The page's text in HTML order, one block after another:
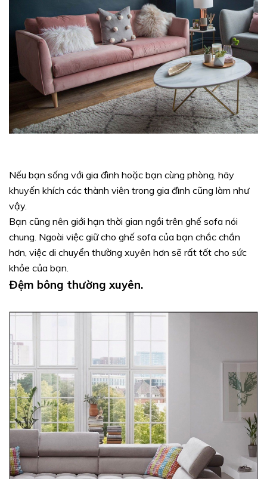
Nếu bạn sống với gia đình hoặc bạn cùng phòng, hãy
khuyến khích các thành viên trong gia đình cũng làm như
vậy.
Bạn cũng nên giới hạn thời gian ngồi trên ghế sofa nói
chung. Ngoài việc giữ cho ghế sofa của bạn chắc chắn
hơn, việc di chuyển thường xuyên hơn sẽ rất tốt cho sức
khỏe của bạn.
Đệm bông thường xuyên.